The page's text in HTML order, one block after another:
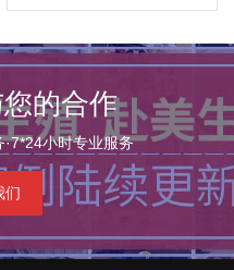
的合作
小时专业服务
们